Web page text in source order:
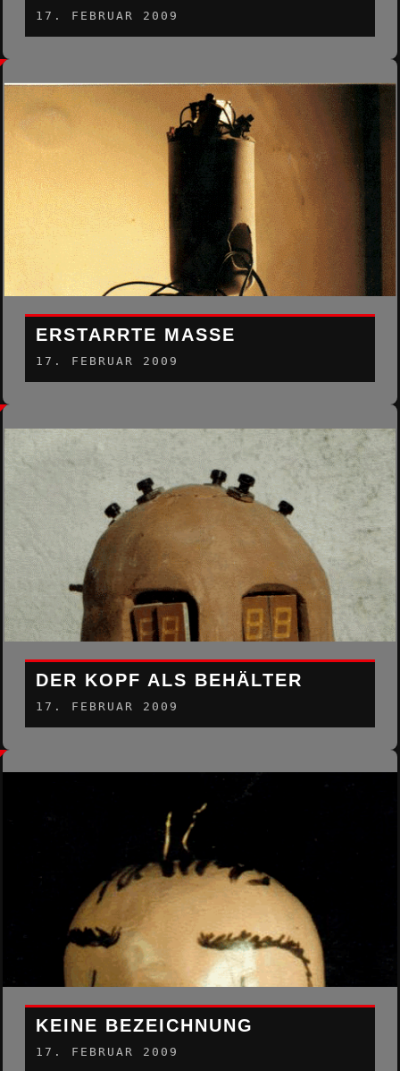
17. FEBRUAR 2009
ERSTARRTE MASSE
17. FEBRUAR 2009
DER KOPF ALS BEHÄLTER
17. FEBRUAR 2009
KEINE BEZEICHNUNG
17. FEBRUAR 2009